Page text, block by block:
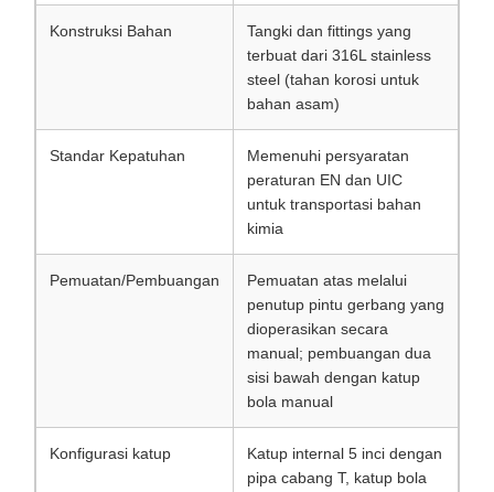
Konstruksi Bahan
Tangki dan fittings yang
terbuat dari 316L stainless
steel (tahan korosi untuk
bahan asam)
Standar Kepatuhan
Memenuhi persyaratan
peraturan EN dan UIC
untuk transportasi bahan
kimia
Pemuatan/Pembuangan
Pemuatan atas melalui
penutup pintu gerbang yang
dioperasikan secara
manual; pembuangan dua
sisi bawah dengan katup
bola manual
Konfigurasi katup
Katup internal 5 inci dengan
pipa cabang T, katup bola